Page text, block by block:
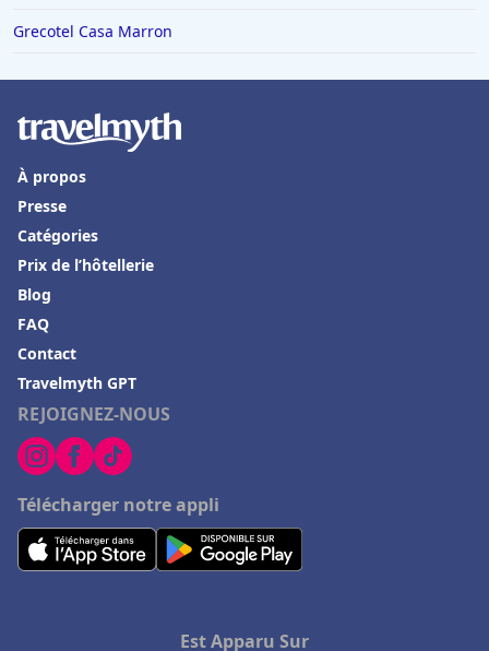
Grecotel Casa Marron
REJOIGNEZ-NOUS
Télécharger notre appli
À propos
Presse
Catégories
Prix de l’hôtellerie
Blog
FAQ
Contact
Travelmyth GPT
Est Apparu Sur